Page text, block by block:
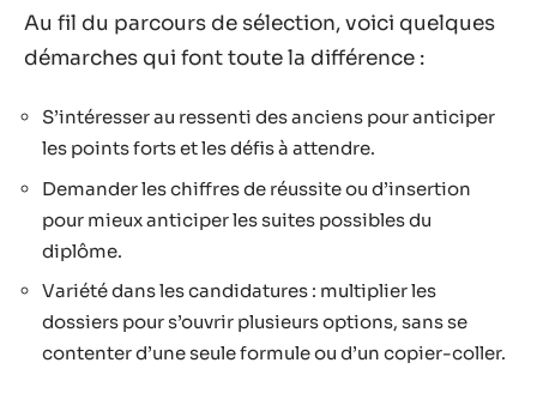
Au fil du parcours de sélection, voici quelques
démarches qui font toute la différence :
S’intéresser au ressenti des anciens pour anticiper
les points forts et les défis à attendre.
Demander les chiffres de réussite ou d’insertion
pour mieux anticiper les suites possibles du
diplôme.
Variété dans les candidatures : multiplier les
dossiers pour s’ouvrir plusieurs options, sans se
contenter d’une seule formule ou d’un copier-coller.